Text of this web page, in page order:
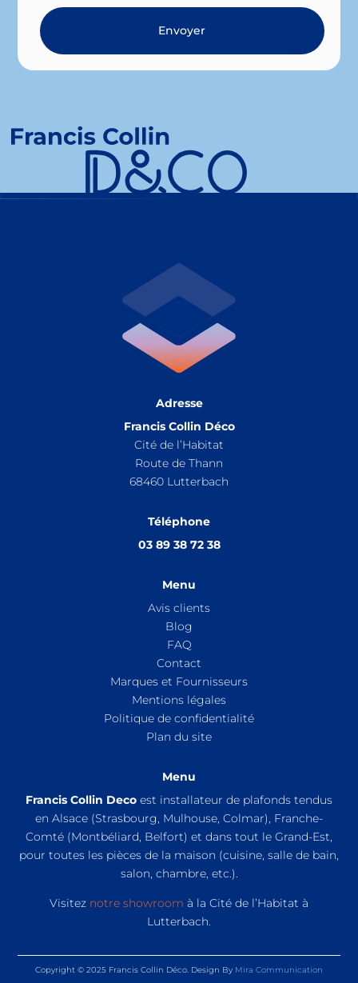
Envoyer
Adresse
Francis Collin Déco
Cité de l’Habitat
Route de Thann
68460 Lutterbach
Téléphone
03 89 38 72 38
Menu
Avis clients
Blog
FAQ
Contact
Marques et Fournisseurs
Mentions légales
Politique de confidentialité
Plan du site
Menu
Francis Collin Deco est installateur de plafonds tendus
en Alsace (Strasbourg, Mulhouse, Colmar), Franche-
Comté (Montbéliard, Belfort) et dans tout le Grand-Est,
pour toutes les pièces de la maison (cuisine, salle de bain,
salon, chambre, etc.).
Visitez notre showroom à la Cité de l’Habitat à
Lutterbach.
Copyright © 2025 Francis Collin Déco. Design By Mira Communication